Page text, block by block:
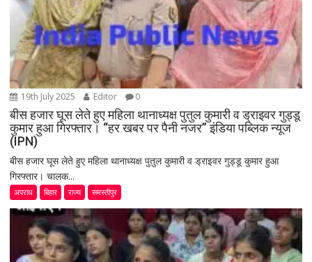
19th July 2025 Editor 0
बीस हजार घूस लेते हुए महिला थानाध्यक्ष पुतुल कुमारी व ड्राइवर गुड्डू
कुमार हुआ गिरफ्तार। “हर खबर पर पैनी नजर” इंडिया पब्लिक न्यूज
(IPN)
बीस हजार घूस लेते हुए महिला थानाध्यक्ष पुतुल कुमारी व ड्राइवर गुड्डू कुमार हुआ
गिरफ्तार। चालक...
अपराध बिहार राज्य समस्तीपुर